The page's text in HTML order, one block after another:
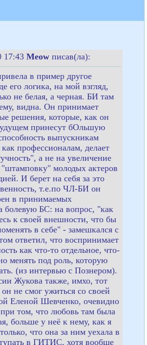
17:43 Meow писав(ла):
в пример другое
его логика, на мой взгляд,
не белая, а черная. БИ там
видна. Он принимает
решения, которые, как он
принесут бОльшую
выпускникам
профессионалам, делает
а не на увеличение
"штамповку" молодых актеров
И берет на себя за это
т.е.по ЧЛ-БИ он
в принимаемых
болевую БС: на вопрос, "как
к своей внешности, что бы
в себе" - замешкался с
ответил, что воспринимает
как что-то отдельное, что-
менять под роль, которую
(из интервью с Познером).
Жукова также, имхо, тот
не смог ужиться со своей
Еленой Шевченко, очевидно
том, что любовь там была
больше у неё к нему, как я
что она за ним уехала в
в ГИТИС, хотя вообще